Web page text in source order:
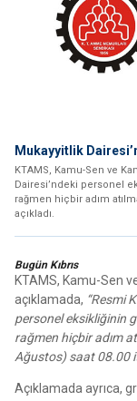
Mukayyitlik
KTAMS, Kamu-Sen ve
Dairesi’ndeki personel
rağmen hiçbir adım
açıkladı.
Bugün Kıbrıs
KTAMS, Kamu-Sen
açıklamada, “Resmi
personel eksikliğinin
rağmen hiçbir adım
Ağustos) saat 08.00
Açıklamada ayrıca,